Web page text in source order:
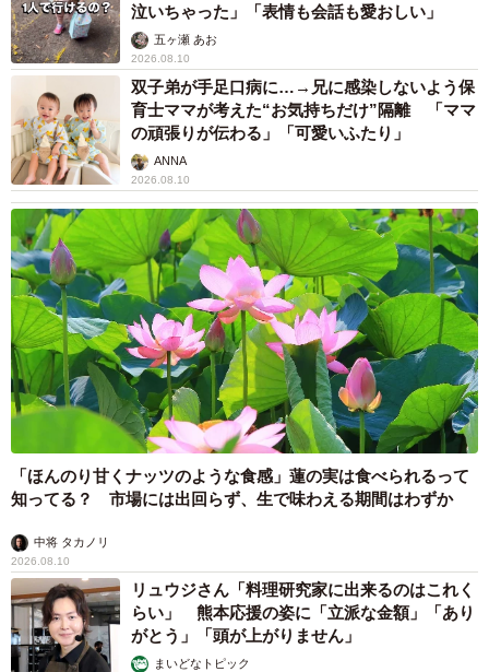
泣いちゃった」「表情も会話も愛おしい」
五ヶ瀬 あお
2026.08.10
双子弟が手足口病に…→兄に感染しないよう保
育士ママが考えた“お気持ちだけ”隔離 「ママ
の頑張りが伝わる」「可愛いふたり」
ANNA
2026.08.10
「ほんのり甘くナッツのような食感」蓮の実は食べられるって
知ってる？ 市場には出回らず、生で味わえる期間はわずか
中将 タカノリ
2026.08.10
リュウジさん「料理研究家に出来るのはこれく
らい」 熊本応援の姿に「立派な金額」「あり
がとう」「頭が上がりません」
まいどなトピック